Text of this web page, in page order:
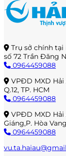
Trụ sở chính tại
số 72 Trần Đăng
0964459088
VPĐD MXD Hải
Q.12, TP. HCM
0964459088
VPĐD MXD Hải
Giáng,P. Hòa
0964459088